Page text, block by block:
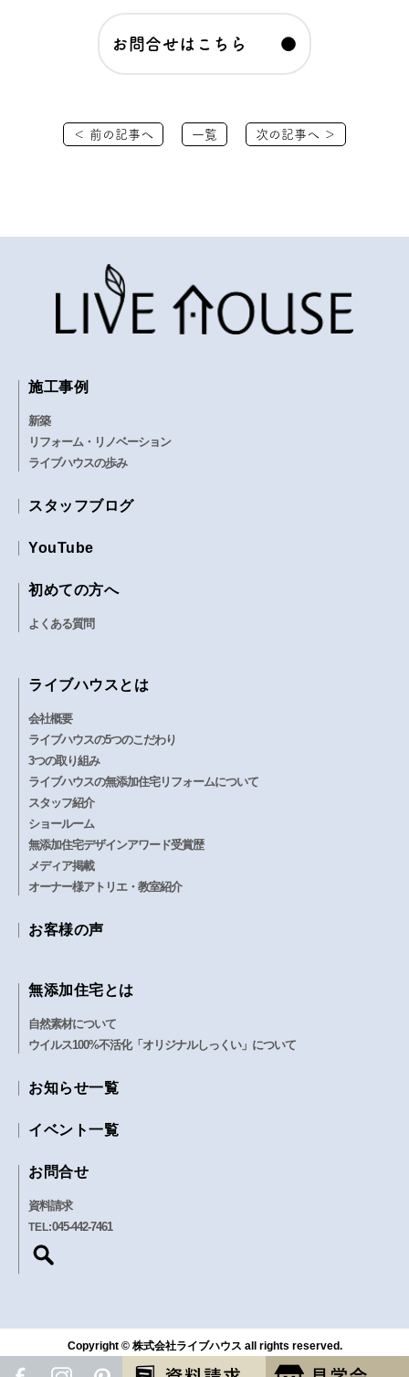
お問合せはこちら ●
＜ 前の記事へ 一覧 次の記事へ ＞
施工事例
新築
リフォーム・リノベーション
ライブハウスの歩み
スタッフブログ
YouTube
初めての方へ
よくある質問
ライブハウスとは
会社概要
ライブハウスの5つのこだわり
3つの取り組み
ライブハウスの無添加住宅リフォームについて
スタッフ紹介
ショールーム
無添加住宅デザインアワード受賞歴
メディア掲載
オーナー様アトリエ・教室紹介
お客様の声
無添加住宅とは
自然素材について
ウイルス100%不活化「オリジナルしっくい」について
お知らせ一覧
イベント一覧
お問合せ
資料請求
TEL:045-442-7461
Copyright © 株式会社ライブハウス all rights reserved.